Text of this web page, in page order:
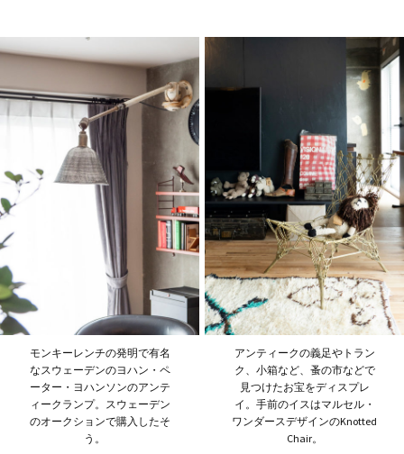
モンキーレンチの発明で有名
なスウェーデンのヨハン・ペ
ーター・ヨハンソンのアンテ
ィークランプ。スウェーデン
のオークションで購入したそ
う。
アンティークの義足やトラン
ク、小箱など、蚤の市などで
見つけたお宝をディスプレ
イ。手前のイスはマルセル・
ワンダースデザインのKnotted
Chair。